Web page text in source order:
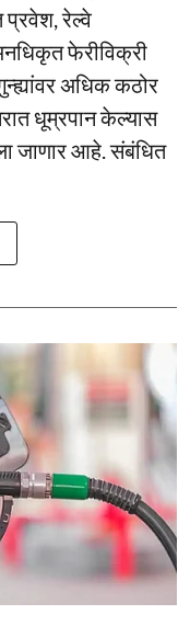
रेल्वे
फेरीविक्री
अधिक कठोर
धूम्रपान केल्यास
जाणार आहे. संबंधित